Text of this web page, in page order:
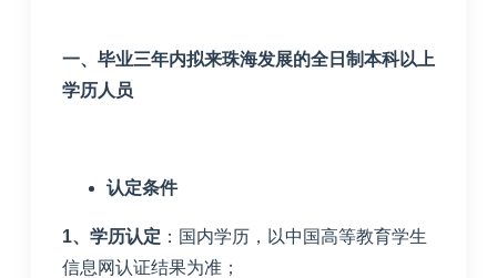
一、 毕业三年内拟来珠海发展的全日制本科以上
学历人员
认定条件
1、学历认定 ：国内学历，以中国高等教育学生
信息网认证结果为准；